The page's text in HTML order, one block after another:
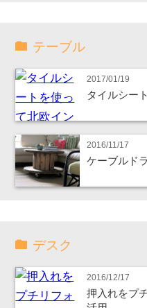
テーブル
2017/01/19
タイルシー
2016/11/17
ケーブルド
デスク
2016/12/17
押入れをプ